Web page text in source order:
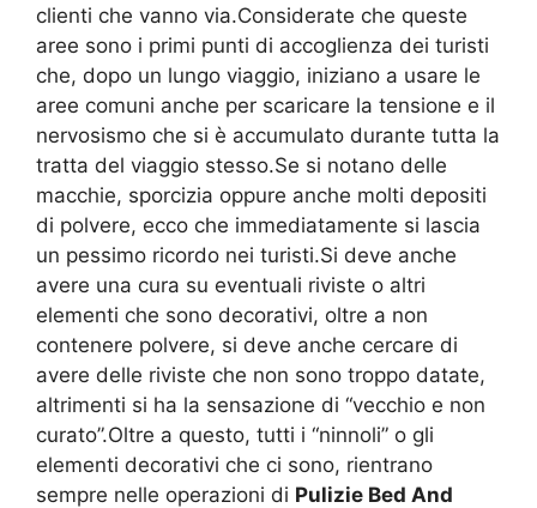
clienti che vanno via.Considerate che queste
aree sono i primi punti di accoglienza dei turisti
che, dopo un lungo viaggio, iniziano a usare le
aree comuni anche per scaricare la tensione e il
nervosismo che si è accumulato durante tutta la
tratta del viaggio stesso.Se si notano delle
macchie, sporcizia oppure anche molti depositi
di polvere, ecco che immediatamente si lascia
un pessimo ricordo nei turisti.Si deve anche
avere una cura su eventuali riviste o altri
elementi che sono decorativi, oltre a non
contenere polvere, si deve anche cercare di
avere delle riviste che non sono troppo datate,
altrimenti si ha la sensazione di “vecchio e non
curato”.Oltre a questo, tutti i “ninnoli” o gli
elementi decorativi che ci sono, rientrano
sempre nelle operazioni di Pulizie Bed And